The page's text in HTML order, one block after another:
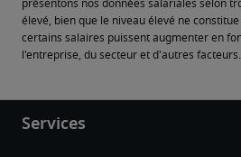
présentons nos données salariales selon
élevé, bien que le niveau élevé ne
certains salaires puissent augmenter en
l'entreprise, du secteur et d'autres facteurs.